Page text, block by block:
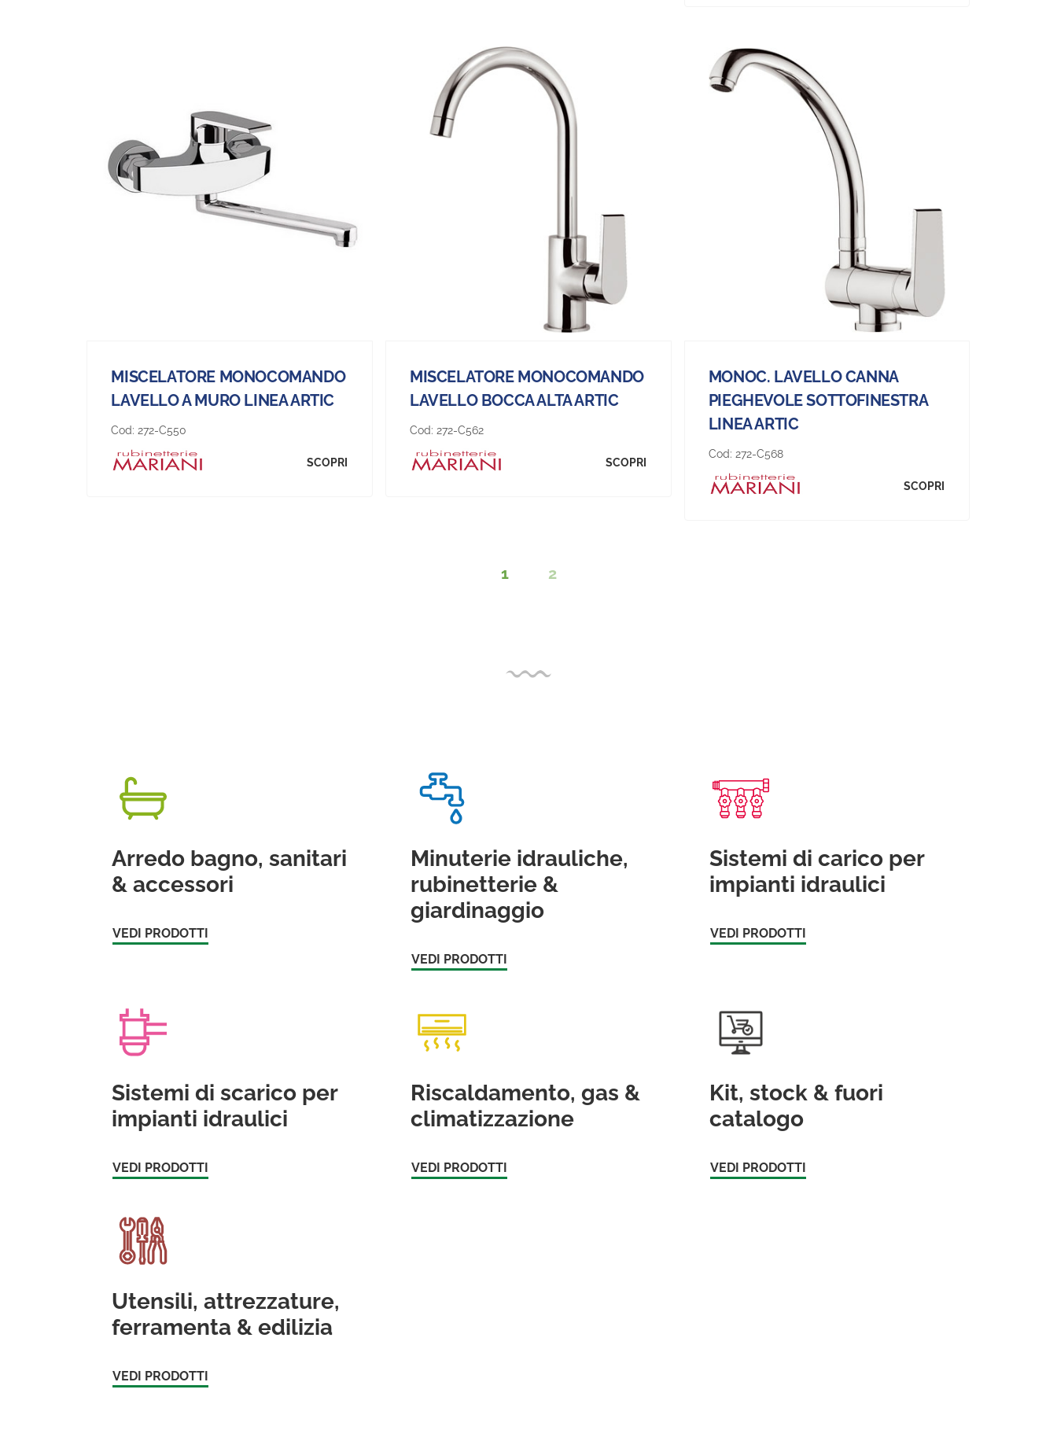
MISCELATORE MONOCOMANDO
LAVELLO A MURO LINEA ARTIC
Cod: 272-C550
SCOPRI
MISCELATORE MONOCOMANDO
LAVELLO BOCCA ALTA ARTIC
Cod: 272-C562
SCOPRI
MONOC. LAVELLO CANNA
PIEGHEVOLE SOTTOFINESTRA
LINEA ARTIC
Cod: 272-C568
SCOPRI
1 2
Arredo bagno, sanitari
& accessori
VEDI PRODOTTI
Minuterie idrauliche,
rubinetterie &
giardinaggio
VEDI PRODOTTI
Sistemi di carico per
impianti idraulici
VEDI PRODOTTI
Sistemi di scarico per
impianti idraulici
VEDI PRODOTTI
Riscaldamento, gas &
climatizzazione
VEDI PRODOTTI
Kit, stock & fuori
catalogo
VEDI PRODOTTI
Utensili, attrezzature,
ferramenta & edilizia
VEDI PRODOTTI